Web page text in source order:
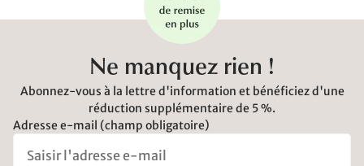
Ne manquez rien !
Abonnez-vous à la lettre d'information et bénéficiez d'une
réduction supplémentaire de 5 %.
Adresse e-mail (champ obligatoire)